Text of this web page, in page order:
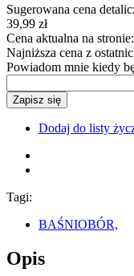
Sugerowana cena
39,99 zł
Cena aktualna na stronie:
Najniższa cena z
Powiadom mnie kiedy
Zapisz się
Dodaj do listy
Tagi:
BAŚNIOBÓR,
Opis